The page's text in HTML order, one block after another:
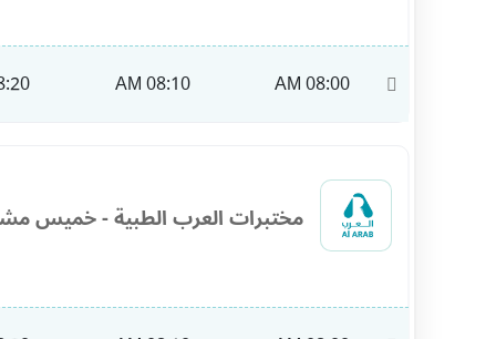
08:00 AM
08:10 AM
AM
مختبرات العرب الطبية - خميس